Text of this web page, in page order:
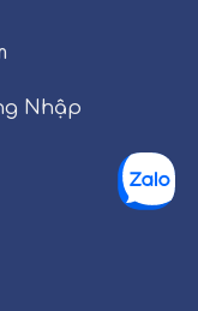
Nhập